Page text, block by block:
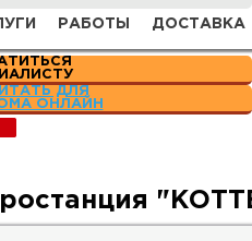
РАБОТЫ ДОСТАВКА
ДЛЯ
ОНЛАЙН